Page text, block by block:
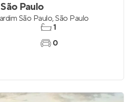
Paulo
São Paulo,São Paulo
1
0